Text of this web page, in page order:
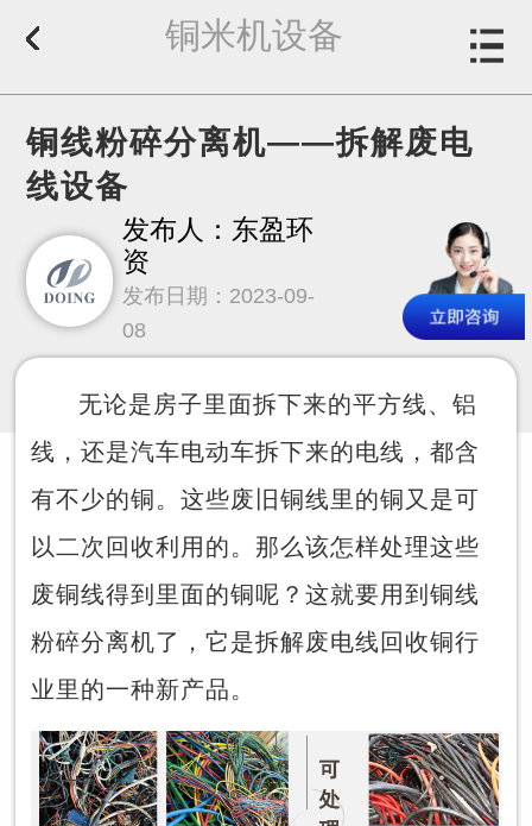
铜米机设备
铜线粉碎分离机——拆解废电
线设备
发布人：东盈环
资
发布日期：2023-09-
08
无论是房子里面拆下来的平方线、铝
线，还是汽车电动车拆下来的电线，都含
有不少的铜。这些废旧铜线里的铜又是可
以二次回收利用的。那么该怎样处理这些
废铜线得到里面的铜呢？这就要用到铜线
粉碎分离机了，它是拆解废电线回收铜行
业里的一种新产品。